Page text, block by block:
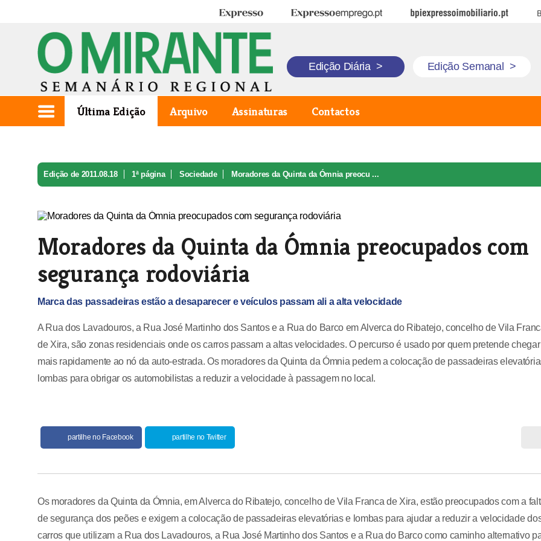
Expresso Expresso Emprego BPI Expresso Imobiliário
Edição Diária > Edição Semanal >
Última Edição Arquivo Assinaturas Contactos
Edição de 2011.08.18 1ª página Sociedade Moradores da Quinta da Ómnia preocu ...
Moradores da Quinta da Ómnia preocupados com
segurança rodoviária
Marca das passadeiras estão a desaparecer e veículos passam ali a alta velocidade
A Rua dos Lavadouros, a Rua José Martinho dos Santos e a Rua do Barco em Alverca do Ribatejo, concelho de Vila
de Xira, são zonas residenciais onde os carros passam a altas velocidades. O percurso é usado por quem pretende chegar
mais rapidamente ao nó da auto-estrada. Os moradores da Quinta da Ómnia pedem a colocação de passadeiras
lombas para obrigar os automobilistas a reduzir a velocidade à passagem no local.
partilhe no Facebook partilhe no Twitter
Os moradores da Quinta da Ómnia, em Alverca do Ribatejo, concelho de Vila Franca de Xira, estão preocupados com a
de segurança dos peões e exigem a colocação de passadeiras elevatórias e lombas para ajudar a reduzir a velocidade
carros que utilizam a Rua dos Lavadouros, a Rua José Martinho dos Santos e a Rua do Barco como caminho alternativo